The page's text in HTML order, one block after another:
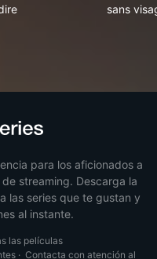
sans
para los aficionados a
streaming. Descarga la
las series que te gustan y
al instante.
las películas
· Contacta con atención al